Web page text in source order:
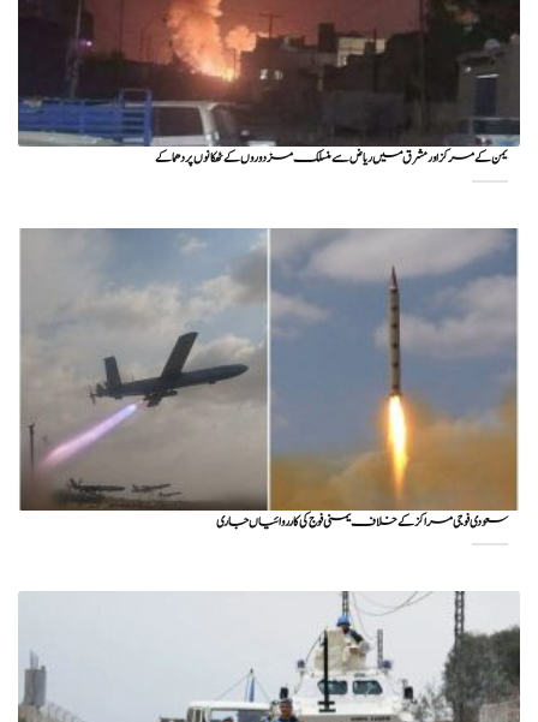
یمن کے مرکز اور مشرق میں ریاض سے منسلک مزدوروں کے ٹھکانوں پر دھماکے
سعودی فوجی مراکز کے خلاف یمنی فوج کی کارروائیاں جاری